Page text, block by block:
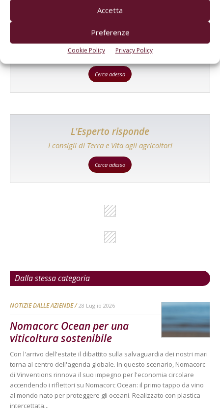
Accetta
Preferenze
Cookie Policy Privacy Policy
Catalogo Aziende e Prodotti
Un modo semplice per cercare un'azienda o un
prodotto!
Cerca adesso
L'Esperto risponde
I consigli di Terra e Vita agli agricoltori
Cerca adesso
Dalla stessa categoria
NOTIZIE DALLE AZIENDE 28 Luglio 2026
Nomacorc Ocean per una
viticoltura sostenibile
Con l'arrivo dell'estate il dibattito sulla salvaguardia dei nostri mari
torna al centro dell'agenda globale. In questo scenario, Nomacorc
di Vinventions rinnova il suo impegno per l'economia circolare
accendendo i riflettori su Nomacorc Ocean: il primo tappo da vino
al mondo nato per proteggere gli oceani. Realizzato con plastica
intercettata...